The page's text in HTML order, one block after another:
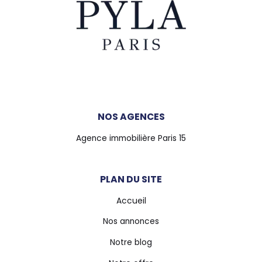
NOS AGENCES
Agence immobilière Paris 15
PLAN DU SITE
Accueil
Nos annonces
Notre blog